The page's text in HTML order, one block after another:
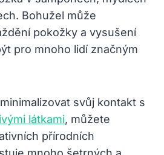
Bohužel může
pokožky a vysušení
pro mnoho lidí značným
svůj kontakt s
látkami, můžete
přírodních